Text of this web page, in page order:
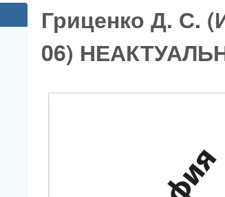
Гриценко Д. С.
06)